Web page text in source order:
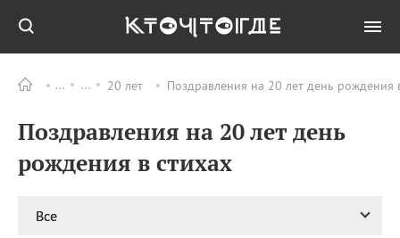
20 лет Поздравления на 20 лет день рождения
Поздравления на 20 лет день
рождения в стихах
Все
ПРАЗДНИКИ Все
09.08
День памяти жертв
атомной
бомбардировки